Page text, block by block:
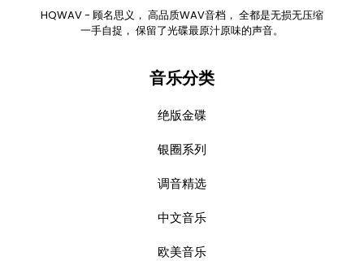
HQWAV - 顾名思义， 高品质WAV音档， 全都是无损无压缩
一手自捉， 保留了光碟最原汁原味的声音。
音乐分类
绝版金碟
银圈系列
调音精选
中文音乐
欧美音乐